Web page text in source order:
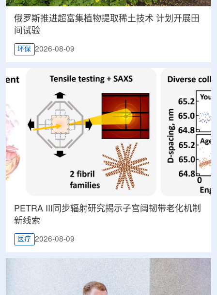
俄罗斯推进超富集植物提取稀土技术 计划开展田
间试验
环保 2026-08-09
PETRA III同步辐射研究揭示子宫阔韧带老化机制
新线索
医疗 2026-08-09